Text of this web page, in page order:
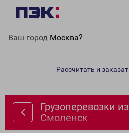
Ваш город Москва?
Смоленск
Рассчитать и
Грузоперевозки
Смоленск